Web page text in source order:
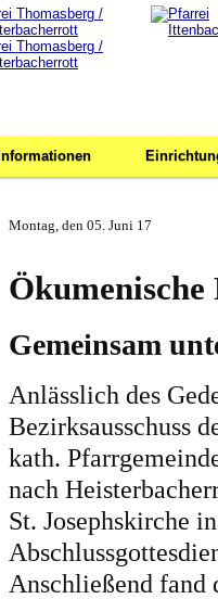
Informationen
Montag, den 05. Juni 17
Ökumenische
Gemeinsam
Anlässlich des
Bezirksausschuss
kath.
nach
St. Josephskirche
Anschließend fand